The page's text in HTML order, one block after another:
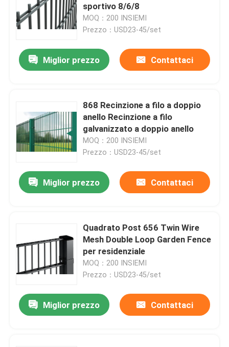
Controllo di qualità
Contattaci
recinzione del reticolato di saldatura
3D ha saldato il recinto di filo metallico
Recinzione saldata a doppio filo
Anti recinto di salita 358
Recinto d'acciaio tubolare
Recinzione di sicurezza aeroportuale
sportivo 8/6/8
MOQ：200 INSIEMI
Prezzo：USD23-45/set
Miglior prezzo Contattaci
868 Recinzione a filo a doppio
anello Recinzione a filo
galvanizzato a doppio anello
MOQ：200 INSIEMI
Prezzo：USD23-45/set
Miglior prezzo Contattaci
Quadrato Post 656 Twin Wire
Mesh Double Loop Garden Fence
per residenziale
MOQ：200 INSIEMI
Prezzo：USD23-45/set
Miglior prezzo Contattaci